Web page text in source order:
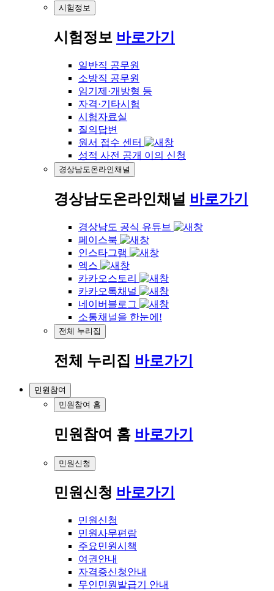
시험정보
시험정보 바로가기
일반직 공무원
소방직 공무원
임기제·개방형 등
자격·기타시험
시험자료실
질의답변
원서 접수 센터
성적 사전 공개 이의 신청
경상남도온라인채널
경상남도온라인채널 바로가기
경상남도 공식 유튜브
페이스북
인스타그램
엑스
카카오스토리
카카오톡채널
네이버블로그
소통채널을 한눈에!
전체 누리집
전체 누리집 바로가기
민원참여
민원참여 홈
민원참여 홈 바로가기
민원신청
민원신청 바로가기
민원신청
민원사무편람
주요민원시책
여권안내
자격증신청안내
무인민원발급기 안내